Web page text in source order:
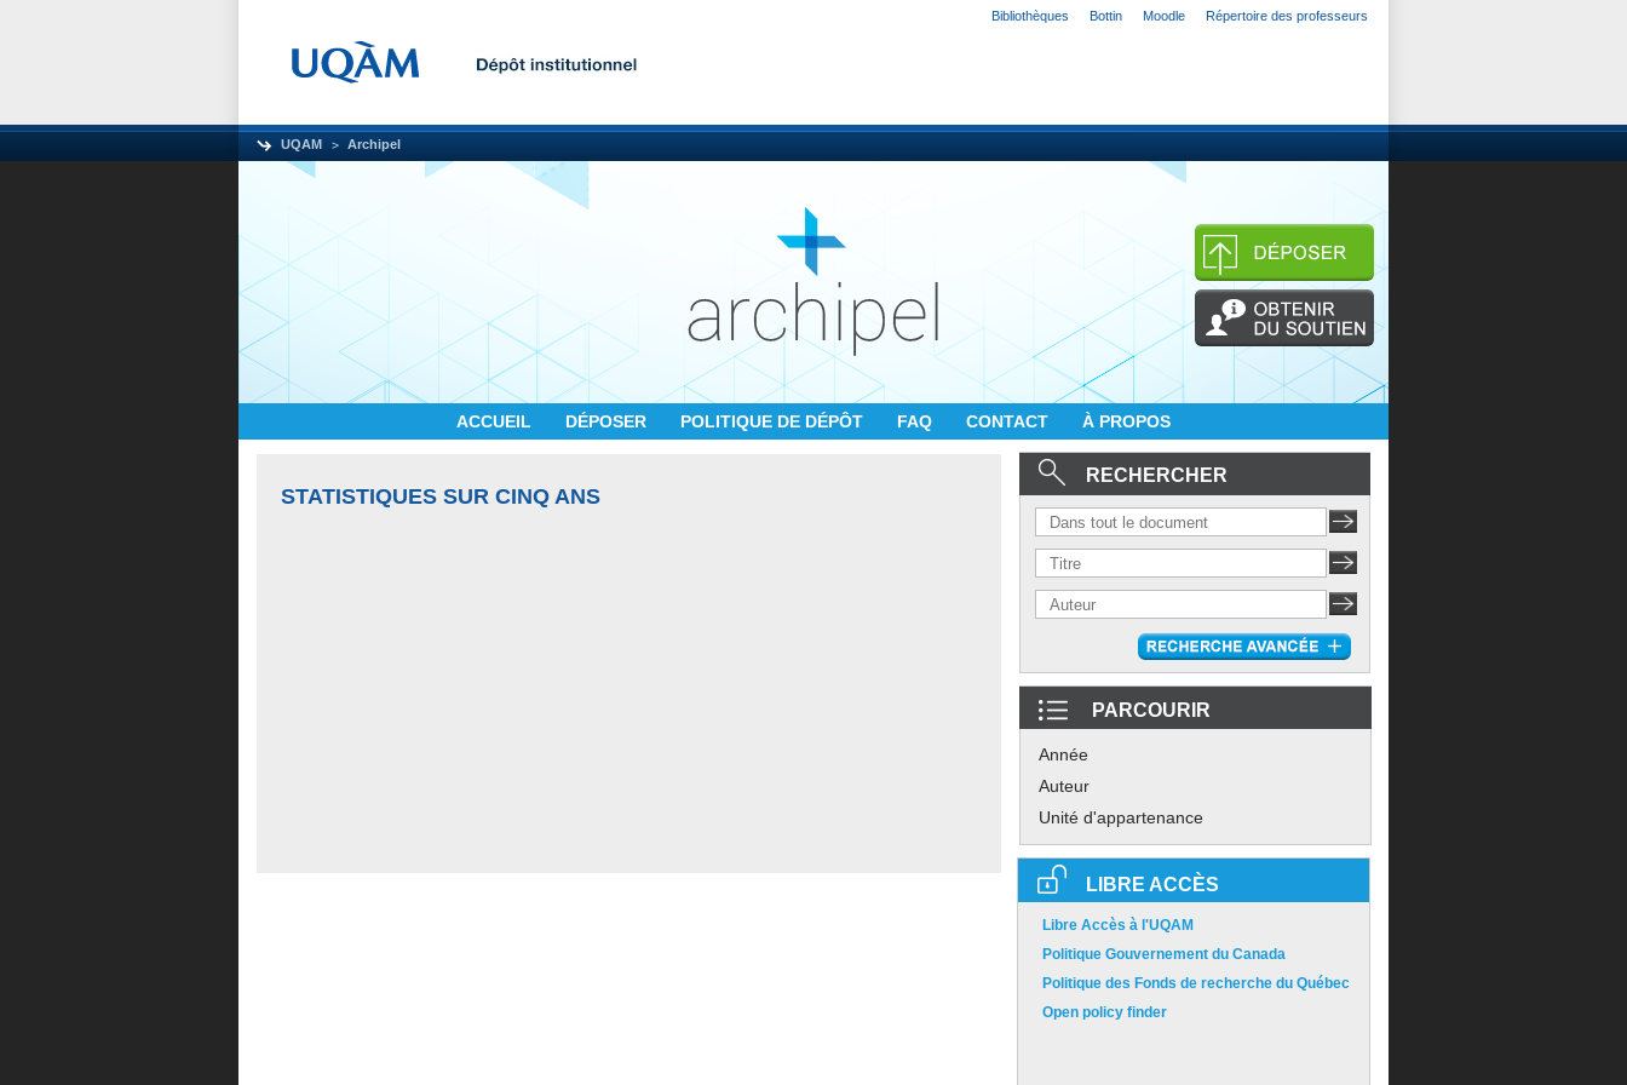
Bibliothèques Bottin Moodle Répertoire des professeurs
UQAM Archipel
ACCUEIL DÉPOSER POLITIQUE DE DÉPÔT FAQ CONTACT À PROPOS
STATISTIQUES SUR CINQ ANS
RECHERCHER
PARCOURIR
Année
Auteur
Unité d'appartenance
LIBRE ACCÈS
Libre Accès à l'UQAM
Politique Gouvernement du Canada
Politique des Fonds de recherche du Québec
Open policy finder